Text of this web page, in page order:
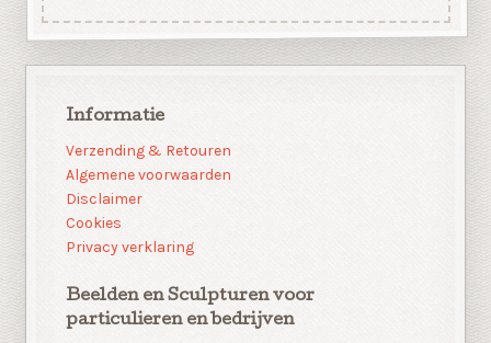
Informatie
Verzending & Retouren
Algemene voorwaarden
Disclaimer
Cookies
Privacy verklaring
Beelden en Sculpturen voor
particulieren en bedrijven